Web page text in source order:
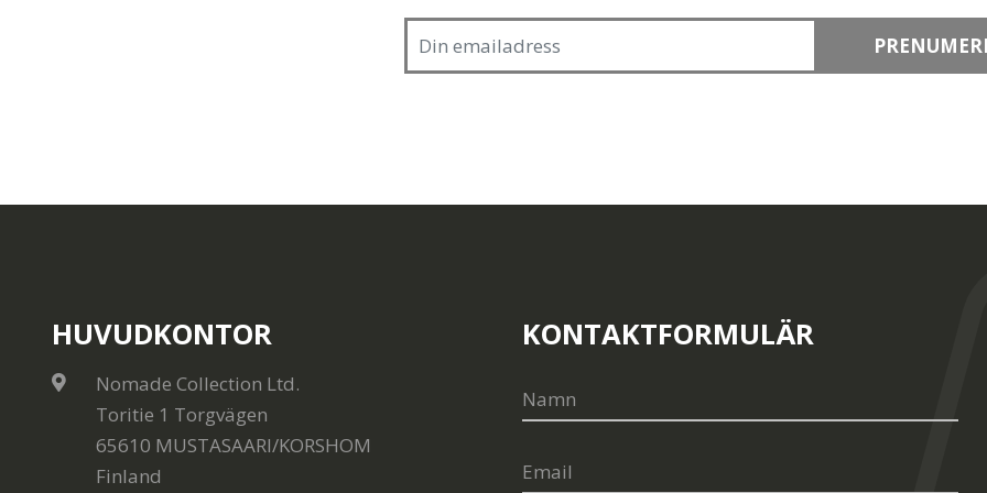
HUVUDKONTOR
Nomade Collection Ltd.
Toritie 1 Torgvägen
65610 MUSTASAARI/KORSHOM
Finland
KONTAKTFORMULÄR